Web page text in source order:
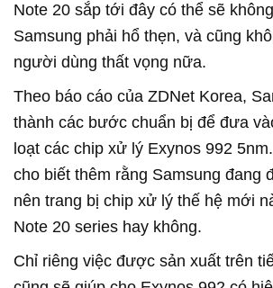
Note 20 sắp tới đây có thể sẽ
Samsung phải hổ thẹn, và cũng
người dùng thất vọng nữa.
Theo báo cáo của ZDNet Korea,
thành các bước chuẩn bị để đưa
loạt các chip xử lý Exynos 992
cho biết thêm rằng Samsung đang
nên trang bị chip xử lý thế hệ mới
Note 20 series hay không.
Chỉ riêng việc được sản xuất trên